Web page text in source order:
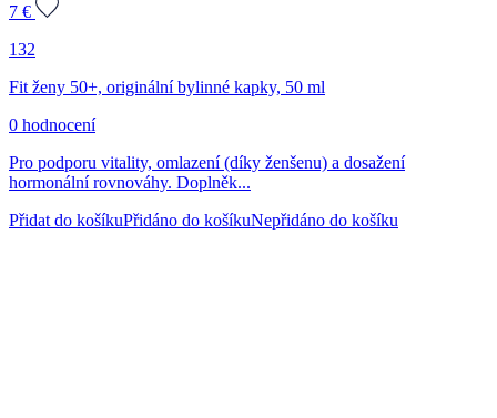
7 €
132
Fit ženy 50+, originální bylinné kapky, 50 ml
0 hodnocení
Pro podporu vitality, omlazení (díky ženšenu) a dosažení
hormonální rovnováhy. Doplněk...
Přidat do košíkuPřidáno do košíkuNepřidáno do košíku